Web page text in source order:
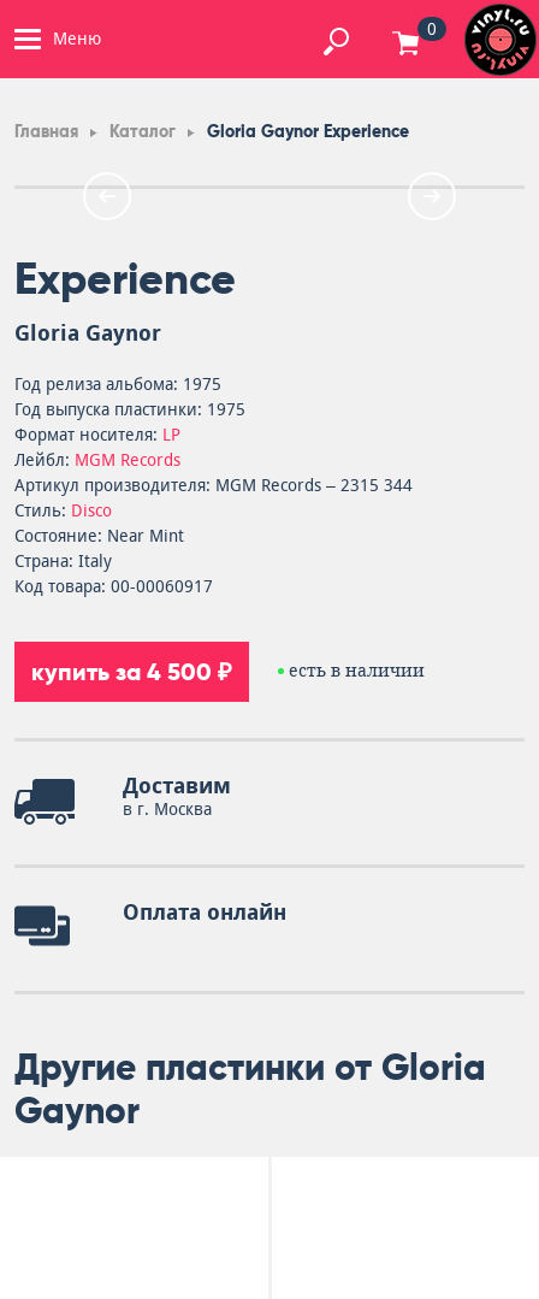
Меню 0
Главная Каталог Gloria Gaynor Experience
Experience
Gloria Gaynor
Год релиза альбома: 1975
Год выпуска пластинки: 1975
Формат носителя: LP
Лейбл: MGM Records
Артикул производителя: MGM Records – 2315 344
Стиль: Disco
Состояние: Near Mint
Страна: Italy
Код товара: 00-00060917
купить за 4 500 ₽ есть в наличии
Доставим
в г. Москва
Оплата онлайн
Другие пластинки от Gloria
Gaynor